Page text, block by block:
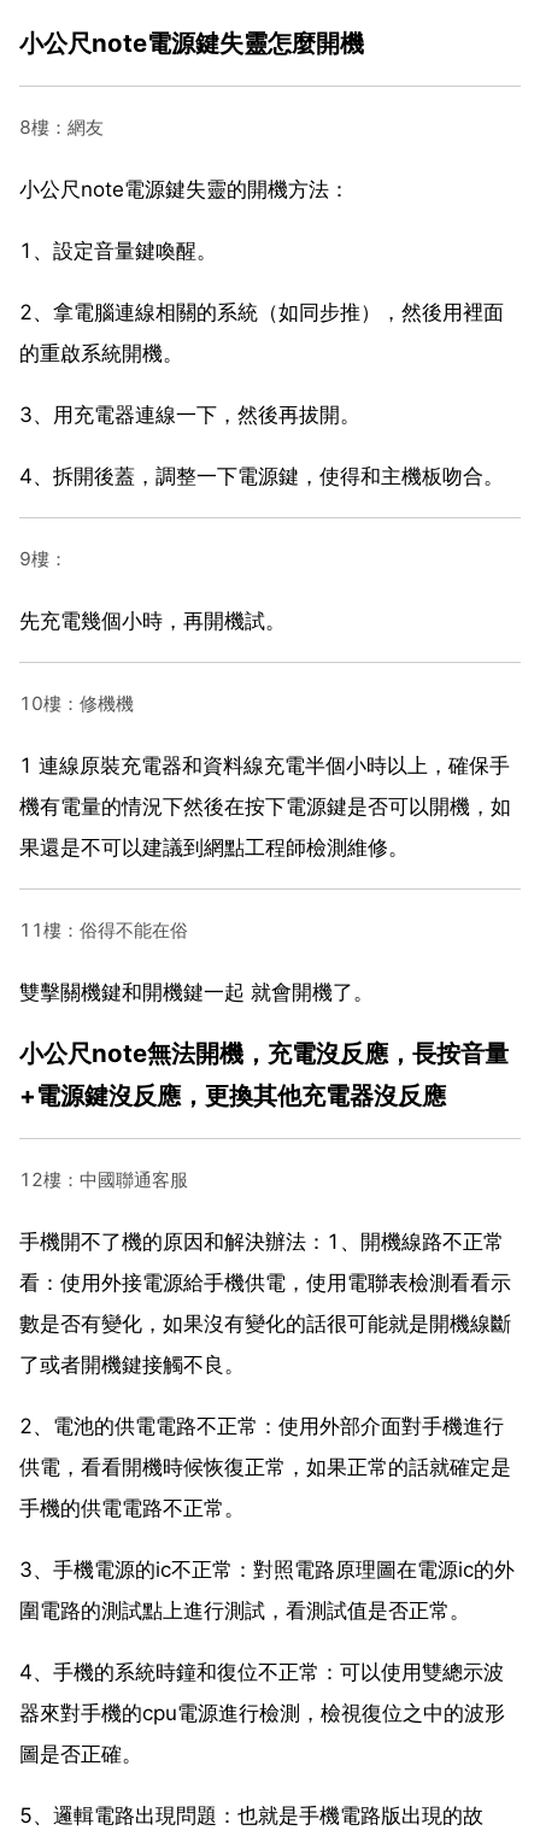
小公尺note電源鍵失靈怎麼開機
8樓：網友
小公尺note電源鍵失靈的開機方法：
1、設定音量鍵喚醒。
2、拿電腦連線相關的系統（如同步推），然後用裡面
的重啟系統開機。
3、用充電器連線一下，然後再拔開。
4、拆開後蓋，調整一下電源鍵，使得和主機板吻合。
9樓：
先充電幾個小時，再開機試。
10樓：修機機
1 連線原裝充電器和資料線充電半個小時以上，確保手
機有電量的情況下然後在按下電源鍵是否可以開機，如
果還是不可以建議到網點工程師檢測維修。
11樓：俗得不能在俗
雙擊關機鍵和開機鍵一起 就會開機了。
小公尺note無法開機，充電沒反應，長按音量
+電源鍵沒反應，更換其他充電器沒反應
12樓：中國聯通客服
手機開不了機的原因和解決辦法：1、開機線路不正常
看：使用外接電源給手機供電，使用電聯表檢測看看示
數是否有變化，如果沒有變化的話很可能就是開機線斷
了或者開機鍵接觸不良。
2、電池的供電電路不正常：使用外部介面對手機進行
供電，看看開機時候恢復正常，如果正常的話就確定是
手機的供電電路不正常。
3、手機電源的ic不正常：對照電路原理圖在電源ic的外
圍電路的測試點上進行測試，看測試值是否正常。
4、手機的系統時鐘和復位不正常：可以使用雙總示波
器來對手機的cpu電源進行檢測，檢視復位之中的波形
圖是否正確。
5、邏輯電路出現問題：也就是手機電路版出現的故